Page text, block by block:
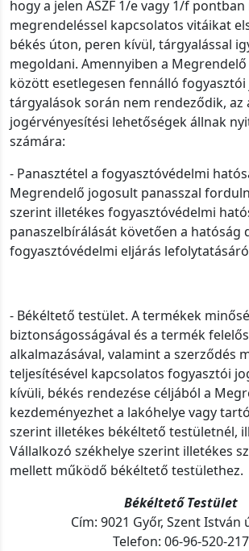
hogy a jelen ÁSZF 1/e vagy 1/f
megrendeléssel kapcsolatos vitáikat
békés úton, peren kívül, tárgyalással
megoldani. Amennyiben a Megrendelő
között esetlegesen fennálló fogyasztói
tárgyalások során nem rendeződik, az
jogérvényesítési lehetőségek állnak
számára:
- Panasztétel a fogyasztóvédelmi
Megrendelő jogosult panasszal
szerint illetékes fogyasztóvédelmi
panaszelbírálását követően a hatóság
fogyasztóvédelmi eljárás
- Békéltető testület. A termékek
biztonságosságával és a termék
alkalmazásával, valamint a szerződés
teljesítésével kapcsolatos fogyasztói
kívüli, békés rendezése céljából a
kezdeményezhet a lakóhelye vagy
szerint illetékes békéltető testületnél,
Vállalkozó székhelye szerint illetékes
mellett működő békéltető testülethez.
Békéltető Testület
Cím: 9021 Győr, Szent István
Telefon: 06-96-520-217